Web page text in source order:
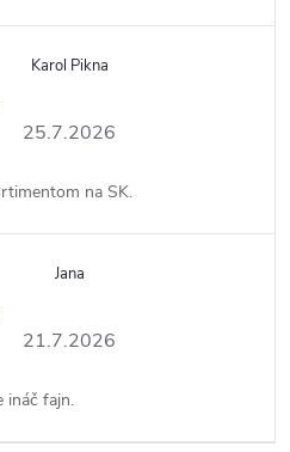
Karol Pikna
25.7.2026
na SK.
Jana
21.7.2026
ináč fajn.